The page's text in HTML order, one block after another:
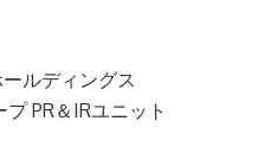
ルディングス
PR＆IRユニット